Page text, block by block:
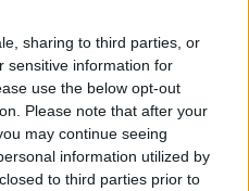
sharing to third parties, or
sensitive information for
use the below opt-out
Please note that after your
may continue seeing
information utilized by
to third parties prior to
πρώτο μου και το